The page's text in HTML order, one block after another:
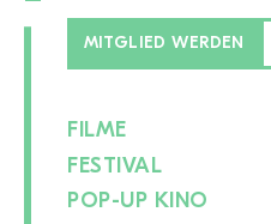
MITGLIED WERDEN
FILME
FESTIVAL
POP-UP KINO